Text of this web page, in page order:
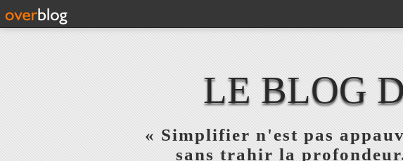
LE BLOG
« Simplifier n'est pas
sans trahir la